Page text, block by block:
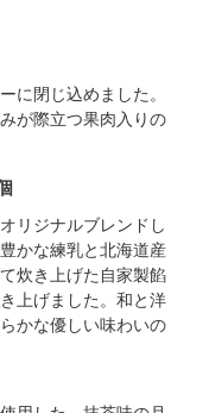
に閉じ込めました。
が際立つ果肉入りの
リジナルブレンドし
かな練乳と北海道産
炊き上げた自家製餡
上げました。和と洋
かな優しい味わいの